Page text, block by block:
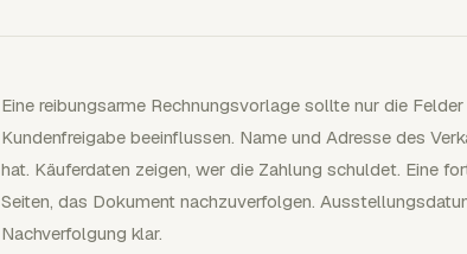
Eine reibungsarme Rechnungsvorlage sollte nur die
Kundenfreigabe beeinflussen. Name und Adresse des
hat. Käuferdaten zeigen, wer die Zahlung schuldet. Eine
Seiten, das Dokument nachzuverfolgen.
Nachverfolgung klar.